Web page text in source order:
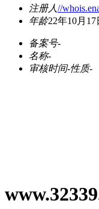
注册人//
年龄22年10月17
备案号-
名称-
审核时间-性质-